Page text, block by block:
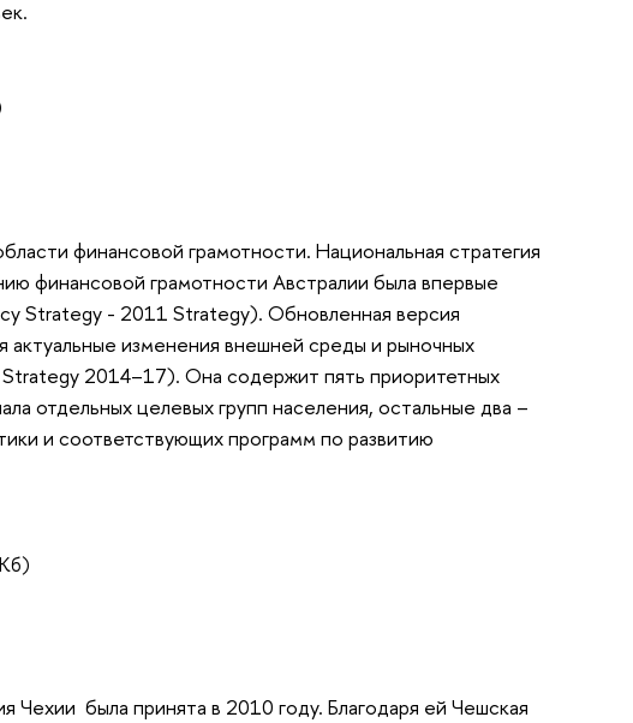
финансовой грамотности. Национальная стратегия
финансовой грамотности Австралии была впервые
Strategy - 2011 Strategy). Обновленная версия
актуальные изменения внешней среды и рыночных
Strategy 2014–17). Она содержит пять приоритетных
отдельных целевых групп населения, остальные два –
и соответствующих программ по развитию
Чехии была принята в 2010 году. Благодаря ей Чешская